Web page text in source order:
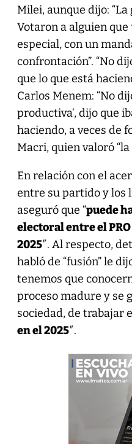
Milei, aunque dijo:
Votaron a alguien
especial, con un
confrontación”. “No
que lo que está
Carlos Menem: “No
productiva’, dijo que
haciendo, a veces de
Macri, quien valoró
En relación con el
entre su partido y los
aseguró que “puede
electoral entre el
2025″. Al respecto,
habló de “fusión” le
tenemos que
proceso madure y se
sociedad, de trabajar
en el 2025″.